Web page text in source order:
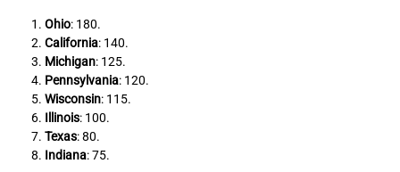
Ohio: 180.
California: 140.
Michigan: 125.
Pennsylvania: 120.
Wisconsin: 115.
Illinois: 100.
Texas: 80.
Indiana: 75.